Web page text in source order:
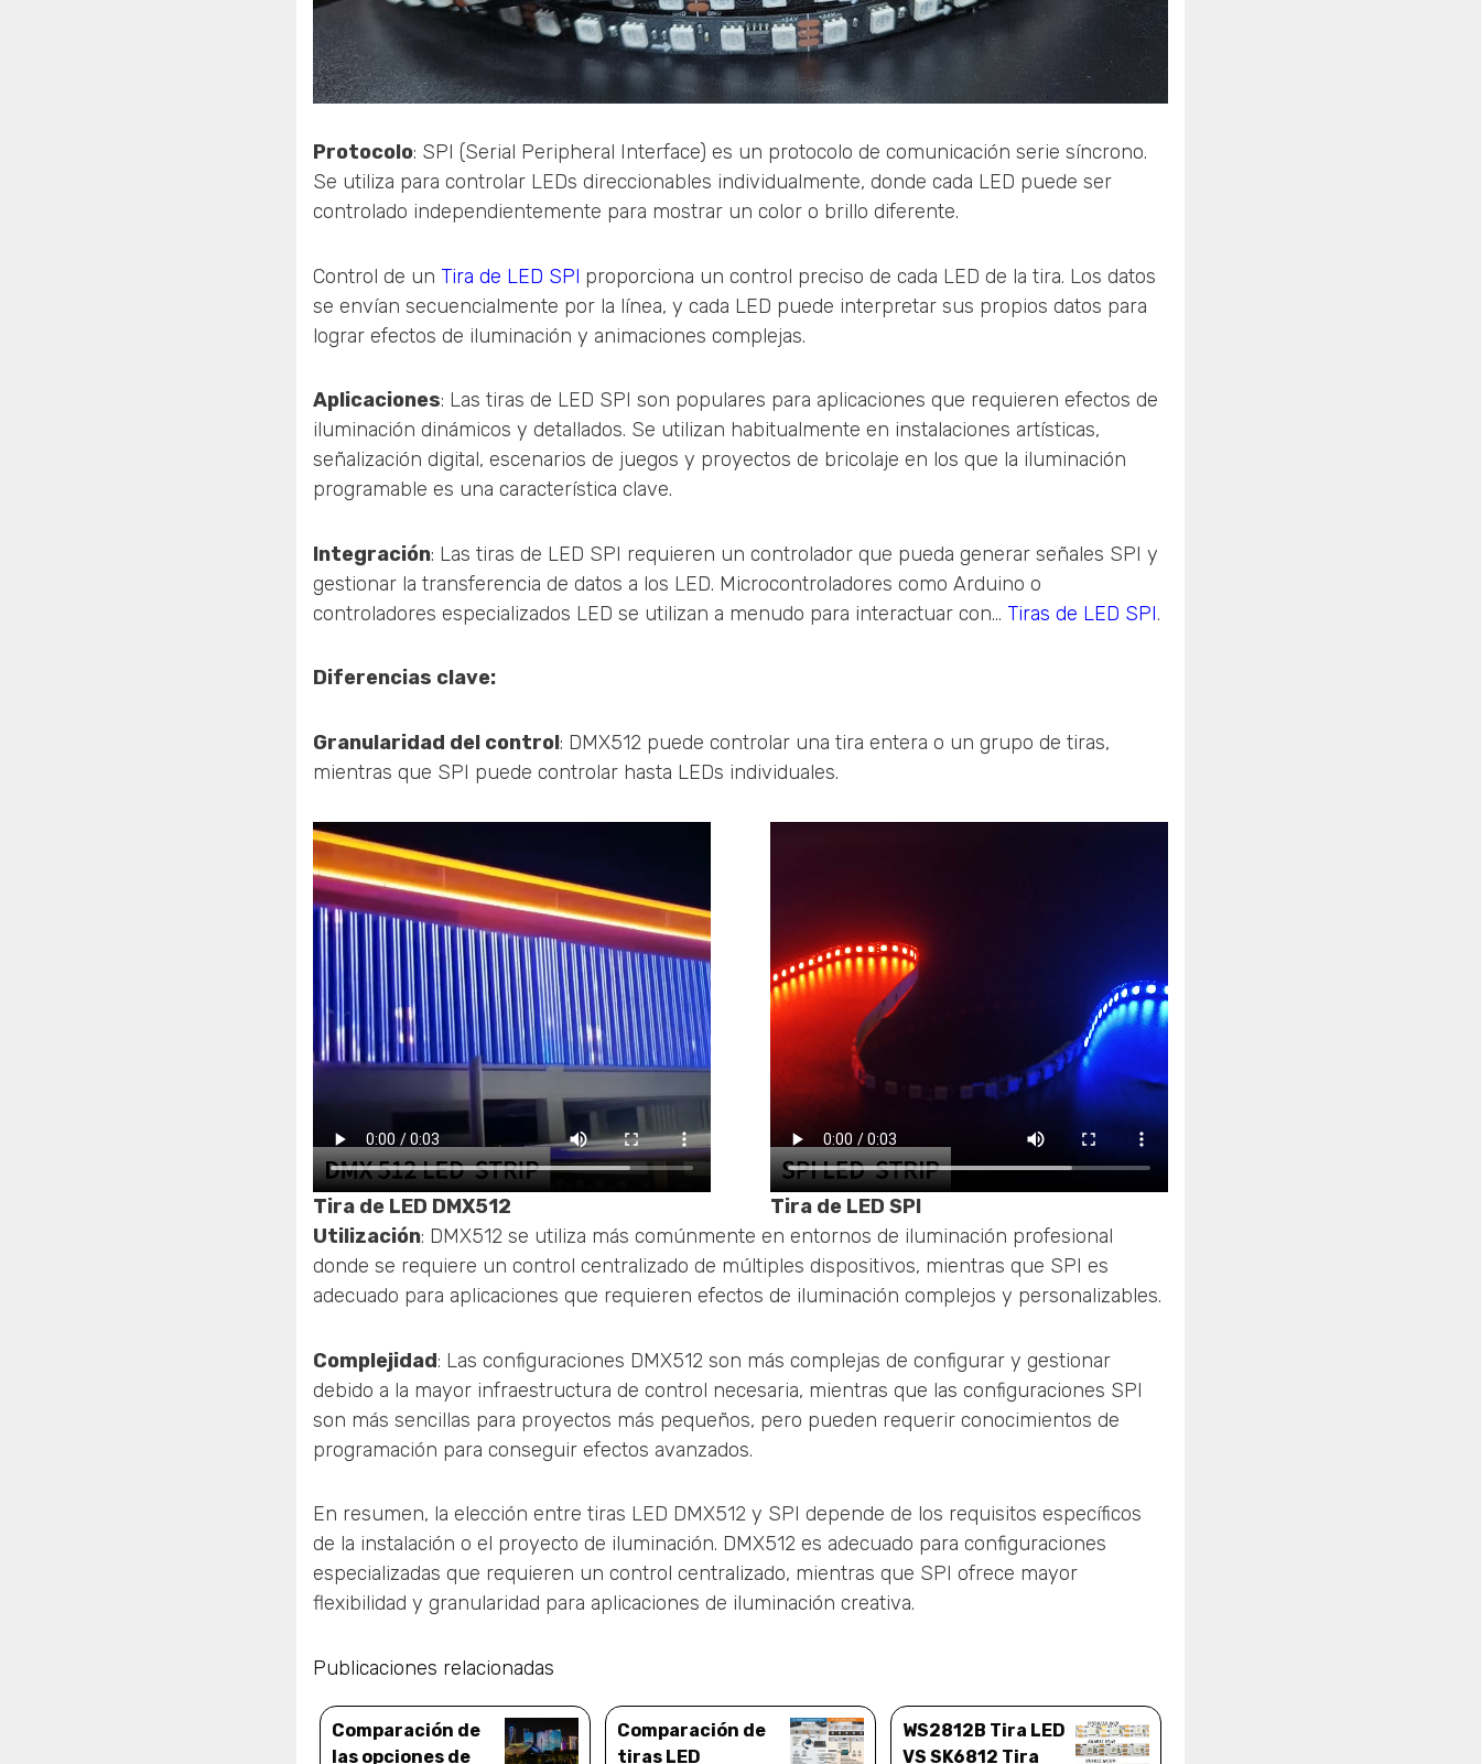
Protocolo: SPI (Serial Peripheral Interface) es un protocolo de comunicación serie síncrono.
Se utiliza para controlar LEDs direccionables individualmente, donde cada LED puede ser
controlado independientemente para mostrar un color o brillo diferente.
Control de un Tira de LED SPI proporciona un control preciso de cada LED de la tira. Los datos
se envían secuencialmente por la línea, y cada LED puede interpretar sus propios datos para
lograr efectos de iluminación y animaciones complejas.
Aplicaciones: Las tiras de LED SPI son populares para aplicaciones que requieren efectos de
iluminación dinámicos y detallados. Se utilizan habitualmente en instalaciones artísticas,
señalización digital, escenarios de juegos y proyectos de bricolaje en los que la iluminación
programable es una característica clave.
Integración: Las tiras de LED SPI requieren un controlador que pueda generar señales SPI y
gestionar la transferencia de datos a los LED. Microcontroladores como Arduino o
controladores especializados LED se utilizan a menudo para interactuar con... Tiras de LED SPI.
Diferencias clave:
Granularidad del control: DMX512 puede controlar una tira entera o un grupo de tiras,
mientras que SPI puede controlar hasta LEDs individuales.
Tira de LED DMX512
Tira de LED SPI
Utilización: DMX512 se utiliza más comúnmente en entornos de iluminación profesional
donde se requiere un control centralizado de múltiples dispositivos, mientras que SPI es
adecuado para aplicaciones que requieren efectos de iluminación complejos y personalizables.
Complejidad: Las configuraciones DMX512 son más complejas de configurar y gestionar
debido a la mayor infraestructura de control necesaria, mientras que las configuraciones SPI
son más sencillas para proyectos más pequeños, pero pueden requerir conocimientos de
programación para conseguir efectos avanzados.
En resumen, la elección entre tiras LED DMX512 y SPI depende de los requisitos específicos
de la instalación o el proyecto de iluminación. DMX512 es adecuado para configuraciones
especializadas que requieren un control centralizado, mientras que SPI ofrece mayor
flexibilidad y granularidad para aplicaciones de iluminación creativa.
Publicaciones relacionadas
Comparación de
las opciones de
Comparación de
tiras LED
WS2812B Tira LED
VS SK6812 Tira